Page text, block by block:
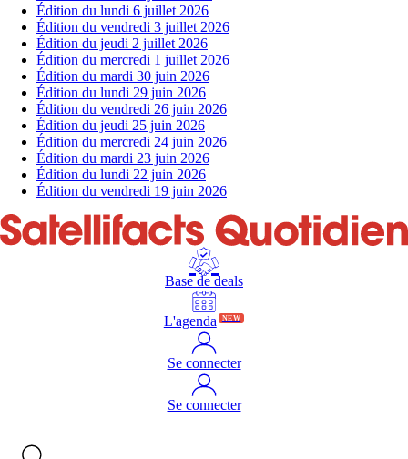
Édition du lundi 6 juillet 2026
Édition du vendredi 3 juillet 2026
Édition du jeudi 2 juillet 2026
Édition du mercredi 1 juillet 2026
Édition du mardi 30 juin 2026
Édition du lundi 29 juin 2026
Édition du vendredi 26 juin 2026
Édition du jeudi 25 juin 2026
Édition du mercredi 24 juin 2026
Édition du mardi 23 juin 2026
Édition du lundi 22 juin 2026
Édition du vendredi 19 juin 2026
Base de deals
L'agenda NEW
Se connecter
Se connecter